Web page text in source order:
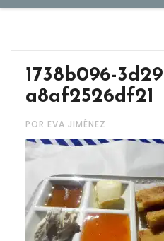
1738b096-
a8af2526df21
POR EVA JIMÉNEZ